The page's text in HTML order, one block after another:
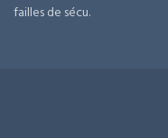
failles de sécu.